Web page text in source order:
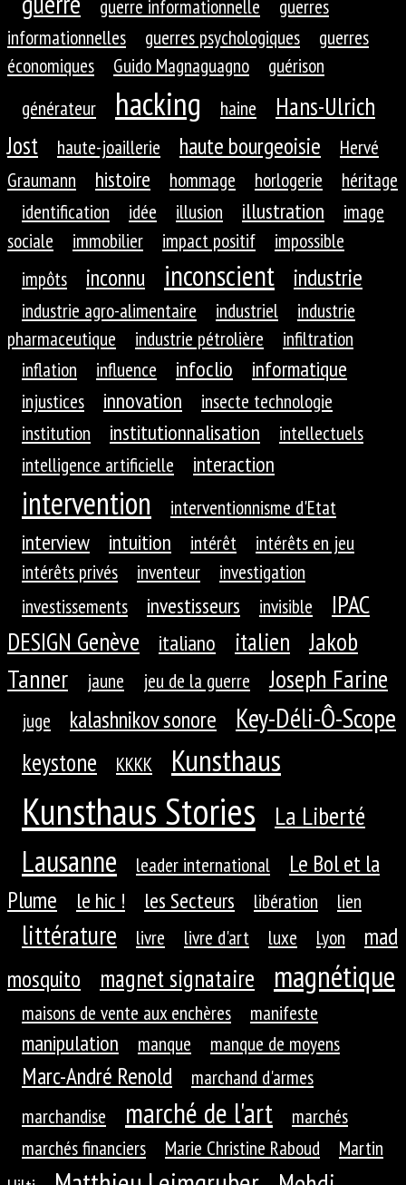
guerre informationnelle
guerres
informationnelles
guerres psychologiques
guerres
économiques
Guido Magnaguagno
guérison
générateur
hacking haine
Hans-Ulrich
Jost
haute-joaillerie haute bourgeoisie
Hervé
Graumann
histoire hommage horlogerie
héritage
identification
idée illusion illustration
image
sociale
immobilier impact positif
impossible
impôts
inconnu inconscient industrie
industrie agro-alimentaire industriel
industrie
pharmaceutique
industrie pétrolière
infiltration
inflation
influence infoclio informatique
injustices innovation
insecte technologie
institution
institutionnalisation
intellectuels
intelligence artificielle
interaction
intervention interventionnisme d'Etat
interview intuition intérêt
intérêts en jeu
intérêts privés
inventeur
investigation
investissements
investisseurs invisible
IPAC
DESIGN Genève
italiano italien
Jakob
Tanner
jaune jeu de la guerre Joseph Farine
juge kalashnikov sonore Key-Déli-Ô-Scope
keystone KKKK Kunsthaus
Kunsthaus Stories La Liberté
Lausanne leader international
Le Bol et la
Plume
le hic ! les Secteurs libération lien
littérature livre livre d'art luxe Lyon
mad
mosquito
magnet signataire magnétique
maisons de vente aux enchères manifeste
manipulation manque manque de moyens
Marc-André Renold
marchand d'armes
marchandise
marché de l'art
marchés
marchés financiers
Marie Christine Raboud
Martin